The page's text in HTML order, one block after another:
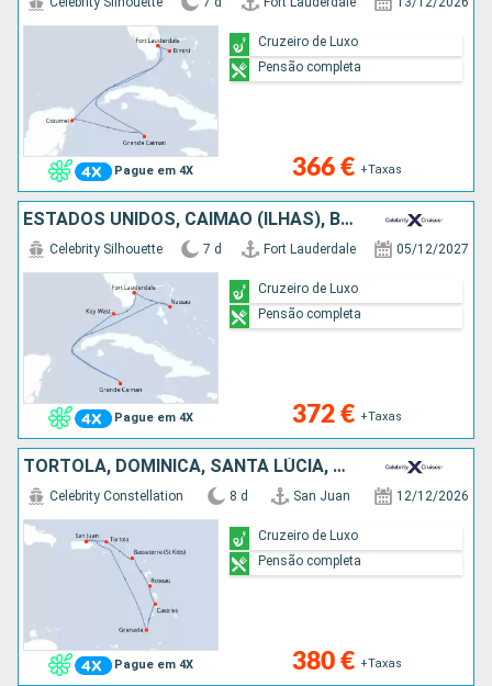
Pague em 4X 366 € +Taxas
Cruzeiro de Luxo
Pensão completa
ESTADOS UNIDOS, CAIMÃO (ILHAS), BAHAMAS
Pague em 4X
Celebrity Silhouette 7 d Fort Lauderdale 05/12/2027
372 € +Taxas
Cruzeiro de Luxo
Pensão completa
TORTOLA, DOMINICA, SANTA LÚCIA, GRENADA, PORTO RICO
Pague em 4X
Celebrity Constellation 8 d San Juan 12/12/2026
380 € +Taxas
Cruzeiro de Luxo
Pensão completa